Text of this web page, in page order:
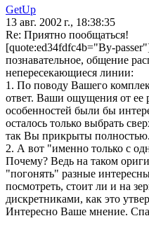
GetUp
13 авг. 2002 г., 18:38:35
Re: Приятно пообщаться!
[quote:ed34fdfc4b="By-
познавательное, общение
непересекающиеся линии:
1. По поводу Вашего
ответ. Ваши ощущения от ее
особенностей были бы
осталось только выбрать
так Вы прикрыты полностью.
2. А вот "именно только с
Почему? Ведь на таком
"погонять" разные
посмотреть, стоит ли и на
дискретниками, как это
Интересно Ваше мнение.